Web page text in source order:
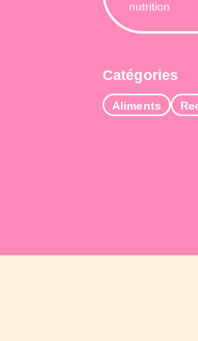
Catégories
Aliments